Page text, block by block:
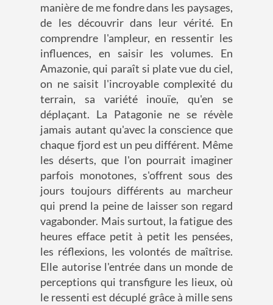
manière de me fondre dans les paysages,
de les découvrir dans leur vérité. En
comprendre l'ampleur, en ressentir les
influences, en saisir les volumes. En
Amazonie, qui paraît si plate vue du ciel,
on ne saisit l'incroyable complexité du
terrain, sa variété inouïe, qu'en se
déplaçant. La Patagonie ne se révèle
jamais autant qu'avec la conscience que
chaque fjord est un peu différent. Même
les déserts, que l'on pourrait imaginer
parfois monotones, s'offrent sous des
jours toujours différents au marcheur
qui prend la peine de laisser son regard
vagabonder. Mais surtout, la fatigue des
heures efface petit à petit les pensées,
les réflexions, les volontés de maîtrise.
Elle autorise l'entrée dans un monde de
perceptions qui transfigure les lieux, où
le ressenti est décuplé grâce à mille sens